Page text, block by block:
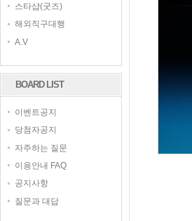
스타샵(굿즈)
해외직구대행
A.V
BOARD LIST
이벤트공지
당첨자공지
자주하는 질문
이용안내 FAQ
공지사항
질문과 대답